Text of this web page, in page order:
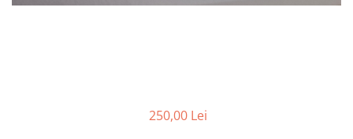
250,00 Lei